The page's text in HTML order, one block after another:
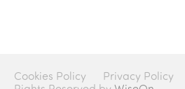
Cookies Policy Privacy Policy